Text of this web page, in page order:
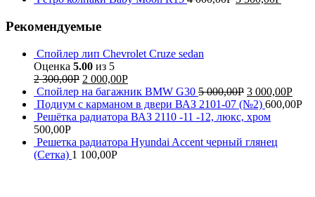
Рекомендуемые
Спойлер лип Chevrolet Cruze sedan
Оценка 5.00 из 5
2 300,00Р 2 000,00Р
Спойлер на багажник BMW G30 5 000,00Р 3 000,00Р
Подиум с карманом в двери ВАЗ 2101-07 (№2) 600,00Р
Решётка радиатора ВАЗ 2110 -11 -12, люкс, хром
500,00Р
Решетка радиатора Hyundai Accent черный глянец
(Сетка) 1 100,00Р